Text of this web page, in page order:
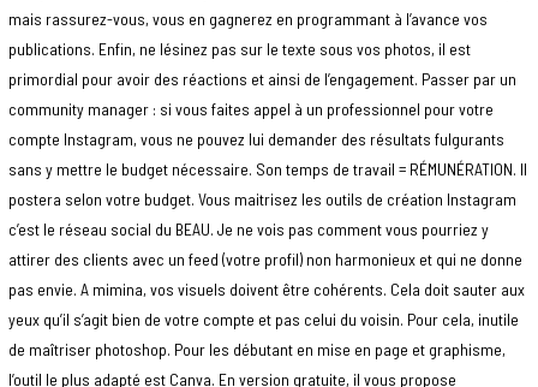
mais rassurez-vous, vous en gagnerez en programmant à l’avance vos
publications. Enfin, ne lésinez pas sur le texte sous vos photos, il est
primordial pour avoir des réactions et ainsi de l’engagement. Passer par un
community manager : si vous faites appel à un professionnel pour votre
compte Instagram, vous ne pouvez lui demander des résultats fulgurants
sans y mettre le budget nécessaire. Son temps de travail = RÉMUNÉRATION. Il
postera selon votre budget. Vous maitrisez les outils de création Instagram
c’est le réseau social du BEAU. Je ne vois pas comment vous pourriez y
attirer des clients avec un feed (votre profil) non harmonieux et qui ne donne
pas envie. A mimina, vos visuels doivent être cohérents. Cela doit sauter aux
yeux qu’il s’agit bien de votre compte et pas celui du voisin. Pour cela, inutile
de maîtriser photoshop. Pour les débutant en mise en page et graphisme,
l’outil le plus adapté est Canva. En version gratuite, il vous propose